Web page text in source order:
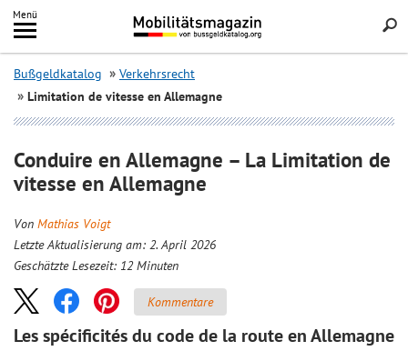
Inhalt
springen
Menü
Search
Bußgeldkatalog
Verkehrsrecht
Limitation de vitesse en Allemagne
Conduire en Allemagne – La Limitation de
vitesse en Allemagne
Von Mathias Voigt
Letzte Aktualisierung am: 2. April 2026
Geschätzte Lesezeit: 12 Minuten
Kommentare
Les spécificités du code de la route en Allemagne